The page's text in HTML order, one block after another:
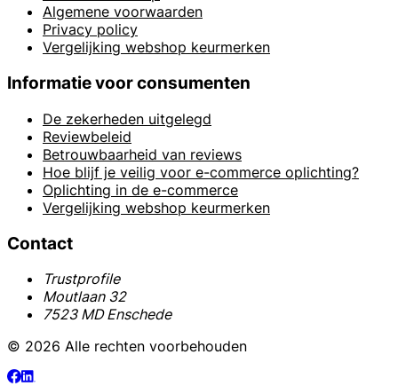
Algemene voorwaarden
Privacy policy
Vergelijking webshop keurmerken
Informatie voor consumenten
De zekerheden uitgelegd
Reviewbeleid
Betrouwbaarheid van reviews
Hoe blijf je veilig voor e-commerce oplichting?
Oplichting in de e-commerce
Vergelijking webshop keurmerken
Contact
Trustprofile
Moutlaan 32
7523 MD Enschede
© 2026 Alle rechten voorbehouden